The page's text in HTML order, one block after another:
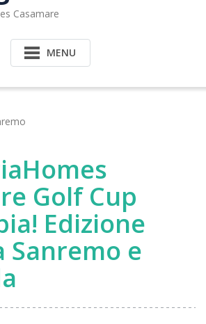
Casamare
MENU
Golf Cup
Edizione
Sanremo e